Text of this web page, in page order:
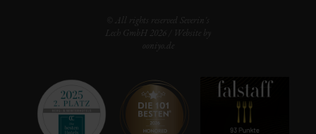
© All rights reserved Severin's
Lech GmbH 2026 / Website by
ooniyo.de